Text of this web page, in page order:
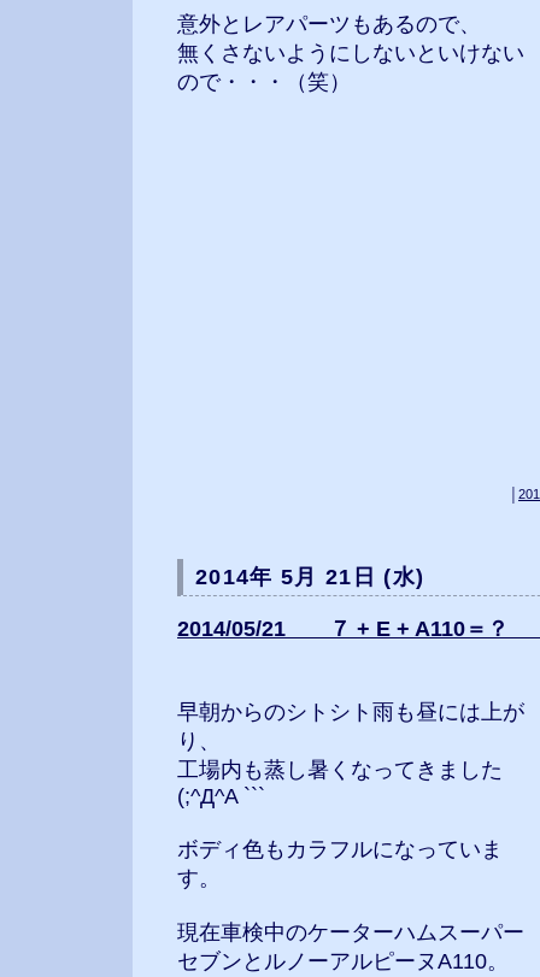
意外とレアパーツもあるので、
無くさないようにしないといけない
ので・・・（笑）
2014年 5月 21日 (水)
2014/05/21 ７ + E + A110＝？
早朝からのシトシト雨も昼には上が
り、
工場内も蒸し暑くなってきました
(;^Д^A ```
ボディ色もカラフルになっていま
す。
現在車検中のケーターハムスーパー
セブンとルノーアルピーヌA110。